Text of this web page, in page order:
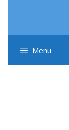
Menu